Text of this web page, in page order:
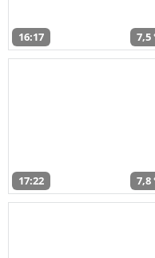
16:17 7,5
17:22 7,8